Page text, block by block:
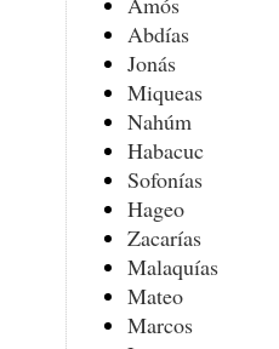
Abdías
Jonás
Miqueas
Nahúm
Habacuc
Sofonías
Hageo
Zacarías
Malaquías
Mateo
Marcos